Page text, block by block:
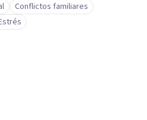
Conflictos familiares